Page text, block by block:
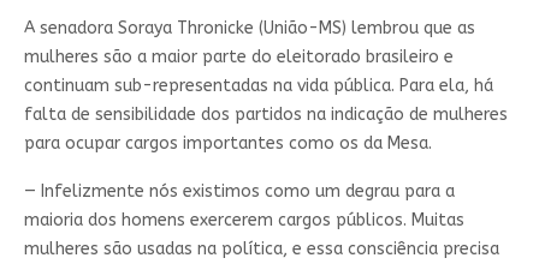
A senadora Soraya Thronicke (União-MS) lembrou que as
mulheres são a maior parte do eleitorado brasileiro e
continuam sub-representadas na vida pública. Para ela, há
falta de sensibilidade dos partidos na indicação de mulheres
para ocupar cargos importantes como os da Mesa.
— Infelizmente nós existimos como um degrau para a
maioria dos homens exercerem cargos públicos. Muitas
mulheres são usadas na política, e essa consciência precisa